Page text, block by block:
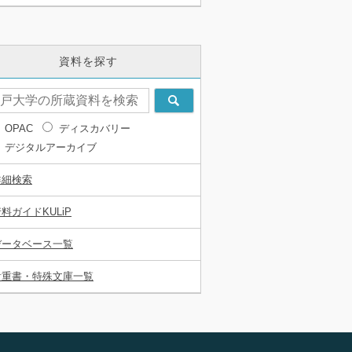
資料を探す
OPAC
ディスカバリー
デジタルアーカイブ
検索
ガイドKULiP
タベース一覧
書・特殊文庫一覧